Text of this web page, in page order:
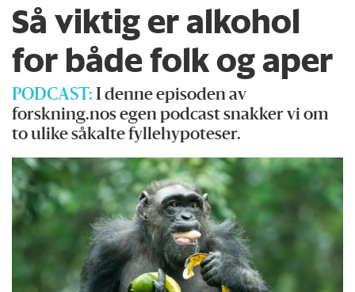
Så viktig er alkohol
for både folk og aper
PODCAST: I denne episoden av
forskning.nos egen podcast snakker vi om
to ulike såkalte fyllehypoteser.